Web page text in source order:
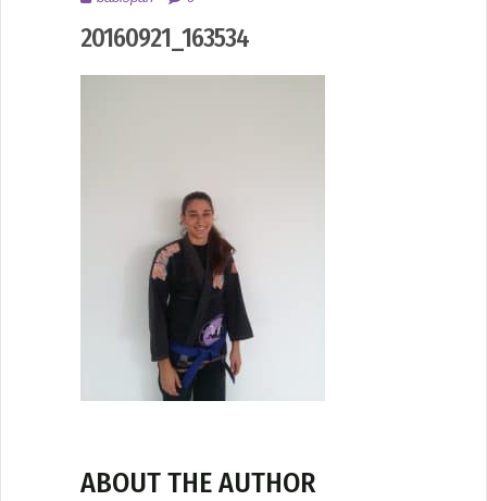
20160921_163534
ABOUT THE AUTHOR